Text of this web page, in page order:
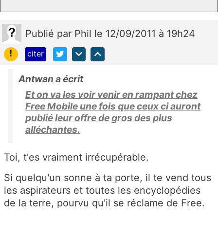
Publié par Phil le 12/09/2011 à 19h24
!
citer
Antwan a écrit
Et on va les voir venir en rampant chez
Free Mobile une fois que ceux ci auront
publié leur offre de gros des plus
alléchantes.
Toi, t'es vraiment irrécupérable.
Si quelqu'un sonne à ta porte, il te vend tous
les aspirateurs et toutes les encyclopédies
de la terre, pourvu qu'il se réclame de Free.